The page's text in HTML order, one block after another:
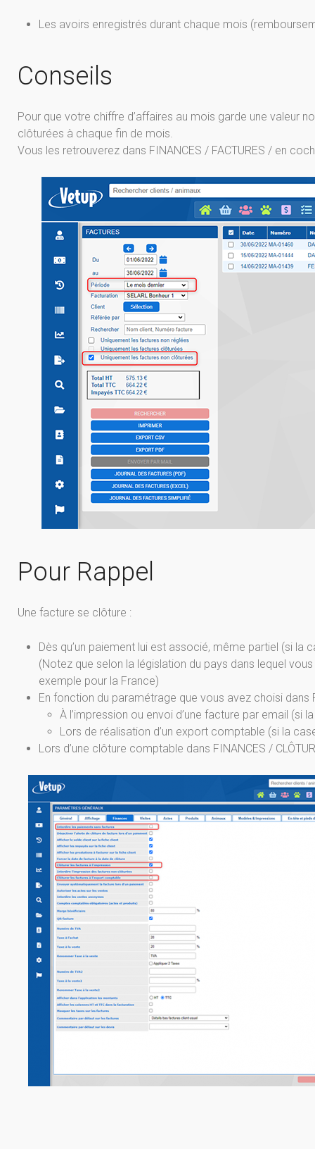
Les avoirs enregistrés durant chaque mois
Conseils
Pour que votre chiffre d’affaires au mois garde une valeur
clôturées à chaque fin de mois.
Vous les retrouverez dans FINANCES / FACTURES / en
Pour Rappel
Une facture se clôture :
Dès qu’un paiement lui est associé, même partiel (si
(Notez que selon la législation du pays dans lequel
exemple pour la France)
En fonction du paramétrage que vous avez choisi dans
À l’impression ou envoi d’une facture par email (si
Lors de réalisation d’un export comptable (si la
Lors d’une clôture comptable dans FINANCES /